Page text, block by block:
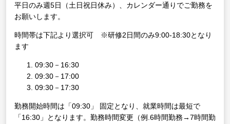
平日のみ週5日（土日祝日休み）、カレンダー通りでご勤務を
お願いします。
時間帯は下記より選択可 ※研修2日間のみ9:00-18:30となり
ます
09:30－16:30
09:30－17:00
09:30－17:30
勤務開始時間は「09:30」 固定となり、就業時間は最短で
「16:30」となります。勤務時間変更（例.6時間勤務→7時間勤